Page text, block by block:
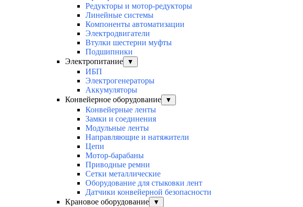
Редукторы и мотор-редукторы
Линейные системы
Компоненты автоматизации
Электродвигатели
Втулки шестерни муфты
Подшипники
Электропитание
▼
ИБП
Электрогенераторы
Аккумуляторы
Конвейерное оборудование
▼
Конвейерные ленты
Замки и соединения
Модульные ленты
Направляющие и натяжители
Цепи
Мотор-барабаны
Приводные ремни
Сетки металлические
Оборудование для стыковки лент
Датчики конвейерной безопасности
Крановое оборудование
▼